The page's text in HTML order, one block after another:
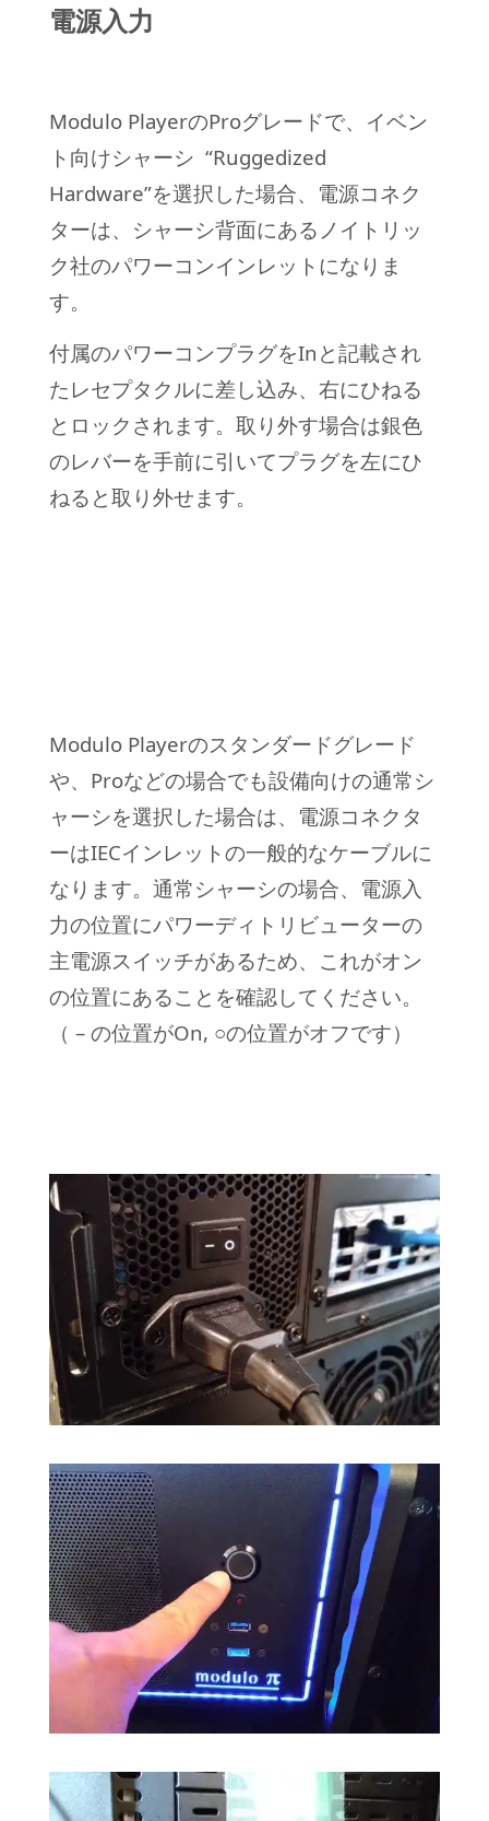
電源入力
Modulo PlayerのProグレードで、イベン
ト向けシャーシ “Ruggedized
Hardware”を選択した場合、電源コネク
ターは、シャーシ背面にあるノイトリッ
ク社のパワーコンインレットになりま
す。
付属のパワーコンプラグをInと記載され
たレセプタクルに差し込み、右にひねる
とロックされます。取り外す場合は銀色
のレバーを手前に引いてプラグを左にひ
ねると取り外せます。
Modulo Playerのスタンダードグレード
や、Proなどの場合でも設備向けの通常シ
ャーシを選択した場合は、電源コネクタ
ーはIECインレットの一般的なケーブルに
なります。通常シャーシの場合、電源入
力の位置にパワーディトリビューターの
主電源スイッチがあるため、これがオン
の位置にあることを確認してください。
（ – の位置がOn, ○の位置がオフです）